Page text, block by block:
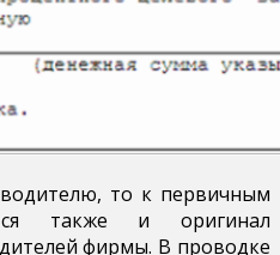
то к первичным
также и оригинал
фирмы. В проводке